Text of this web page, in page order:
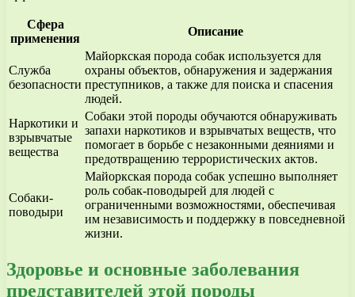
Сфера
применения
Описание
Служба
безопасности
Майоркская порода собак используется для
охраны объектов, обнаружения и задержания
преступников, а также для поиска и спасения
людей.
Наркотики и
взрывчатые
вещества
Собаки этой породы обучаются обнаруживать
запахи наркотиков и взрывчатых веществ, что
помогает в борьбе с незаконными деяниями и
предотвращению террористических актов.
Собаки-
поводыри
Майоркская порода собак успешно выполняет
роль собак-поводырей для людей с
ограниченными возможностями, обеспечивая
им независимость и поддержку в повседневной
жизни.
Здоровье и основные заболевания
представителей этой породы